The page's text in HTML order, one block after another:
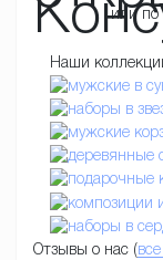
или по
Наши
Отзывы о нас (